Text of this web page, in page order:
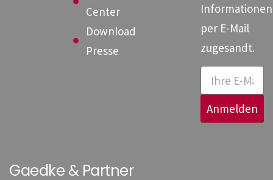
Center
Download
Presse
Informationen
per E-Mail
zugesandt.
Anmelden
Gaedke & Partner